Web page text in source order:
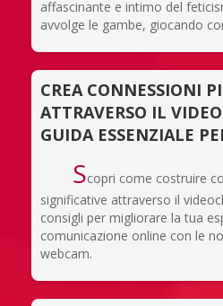
affascinante e intimo del
avvolge le gambe, giocando
CREA CONNESSIONI
ATTRAVERSO IL
GUIDA ESSENZIALE
Scopri come costruire
significative attraverso il
consigli per migliorare la tua
comunicazione online con le
webcam.